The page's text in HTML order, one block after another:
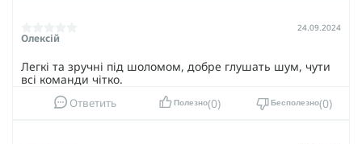
Олексій
24.09.2024
Легкі та зручні під шоломом, добре глушать шум, чути
всі команди чітко.
Ответить Полезно 0 Бесполезно 0